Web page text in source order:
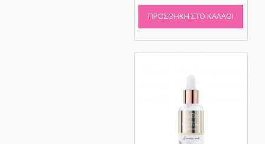
ΠΡΟΣΘΉΚΗ ΣΤΟ ΚΑΛΆΘΙ